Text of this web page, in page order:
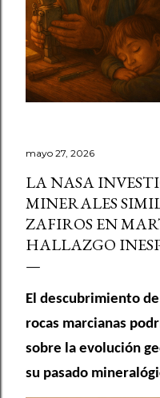
mayo 27, 2026
LA NASA
MINERALES
ZAFIROS EN
HALLAZGO
El descubrimiento
rocas marcianas
sobre la evolución
su pasado